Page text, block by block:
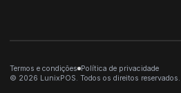
© 2026 LunixPOS. Todos os direitos reservados.
Termos e condições Política de privacidade